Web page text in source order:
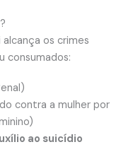
os crimes
consumados:
contra a mulher por
ao suicídio